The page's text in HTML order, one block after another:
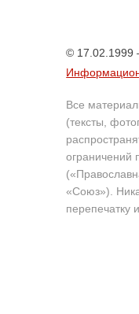
© 17.02.1999
Все
(тексты,
ограничений
«Союз»).
перепечатку